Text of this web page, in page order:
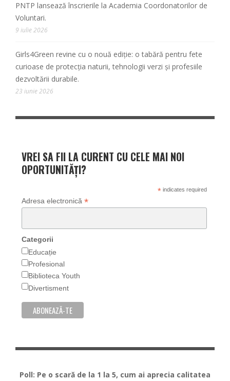
PNTP lansează înscrierile la Academia Coordonatorilor de
Voluntari.
9 iulie 2026
Girls4Green revine cu o nouă ediție: o tabără pentru fete
curioase de protecția naturii, tehnologii verzi și profesiile
dezvoltării durabile.
23 iunie 2026
VREI SA FII LA CURENT CU CELE MAI NOI
OPORTUNITĂȚI?
*indicates required
Adresa electronică *
Categorii
Educație
Profesional
Biblioteca Youth
Divertisment
Poll: Pe o scară de la 1 la 5, cum ai aprecia calitatea